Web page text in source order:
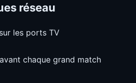
réseau
les ports TV
chaque grand match